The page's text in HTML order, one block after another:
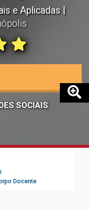
e Aplicadas
SOCIAIS
Docente